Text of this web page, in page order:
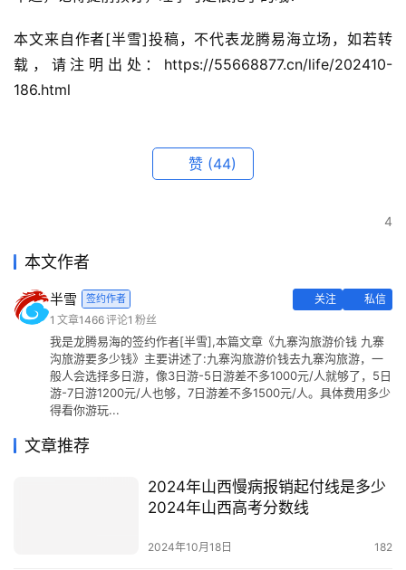
本文来自作者[半雪]投稿，不代表龙腾易海立场，如若转
载，请注明出处：https://55668877.cn/life/202410-
186.html
赞 (44)
4
本文作者
半雪 签约作者 关注
私信
1 文章1466评论1 粉丝
我是龙腾易海的签约作者[半雪],本篇文章《九寨沟旅游价钱 九寨
沟旅游要多少钱》主要讲述了:九寨沟旅游价钱去九寨沟旅游，一
般人会选择多日游，像3日游-5日游差不多1000元/人就够了，5日
游-7日游1200元/人也够，7日游差不多1500元/人。具体费用多少
得看你游玩...
文章推荐
2024年山西慢病报销起付线是多少
2024年山西高考分数线
2024年10月18日 182